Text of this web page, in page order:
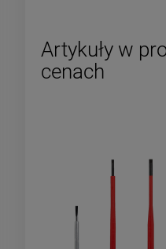
Artykuły w
cenach